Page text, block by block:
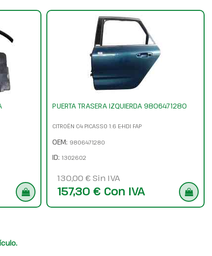
PUERTA TRASERA IZQUIERDA 9806471280
CITROËN C4 PICASSO 1.6 E-HDI FAP
OEM: 9806471280
ID: 1302602
130,00 € Sin IVA
157,30 € Con IVA